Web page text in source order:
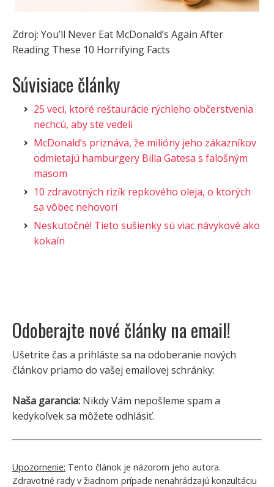
Zdroj: You’ll Never Eat McDonald’s Again After
Reading These 10 Horrifying Facts
Súvisiace články
25 vecí, ktoré reštaurácie rýchleho občerstvenia
nechcú, aby ste vedeli
McDonald’s priznáva, že milióny jeho zákazníkov
odmietajú hamburgery Billa Gatesa s falošným
mäsom
10 zdravotných rizík repkového oleja, o ktorých
sa vôbec nehovorí
Neskutočné! Tieto sušienky sú viac návykové ako
kokaín
Odoberajte nové články na email!
Ušetrite čas a prihláste sa na odoberanie nových
článkov priamo do vašej emailovej schránky:
Naša garancia: Nikdy Vám nepošleme spam a
kedykoľvek sa môžete odhlásiť.
Upozornenie: Tento článok je názorom jeho autora.
Zdravotné rady v žiadnom prípade nenahrádzajú konzultáciu